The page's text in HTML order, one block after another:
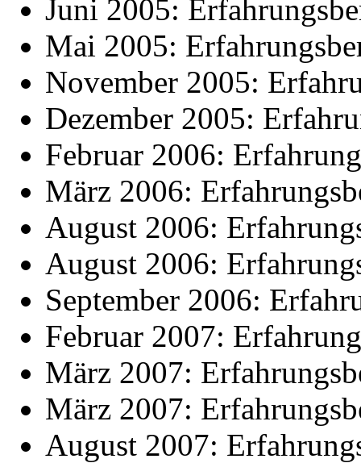
Juni 2005:
Mai 2005:
November 2005:
Dezember 2005:
Februar 2006:
März 2006:
August 2006:
August 2006:
September 2006:
Februar 2007:
März 2007:
März 2007:
August 2007: